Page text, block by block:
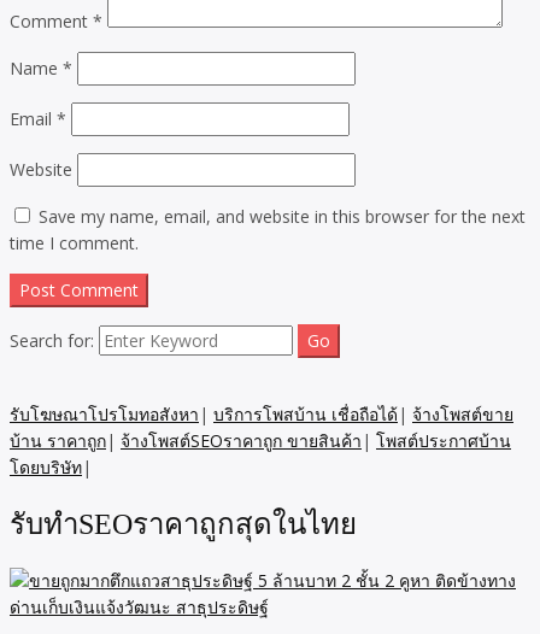
Comment *
Name *
Email *
Website
Save my name, email, and website in this browser for the next
time I comment.
Search for:
รับโฆษณาโปรโมทอสังหา | บริการโพสบ้าน เชื่อถือได้| จ้างโพสต์ขาย
บ้าน ราคาถูก| จ้างโพสต์SEOราคาถูก ขายสินค้า | โพสต์ประกาศบ้าน
โดยบริษัท|
รับทำSEOราคาถูกสุดในไทย